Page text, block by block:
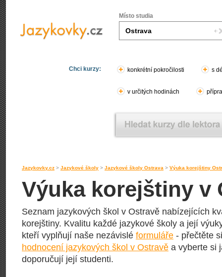
Místo studia
Chci kurzy: konkrétní pokročilosti s
v určitých hodinách
Jazykovky.cz > Jazykové školy > Jazykové školy Ostrava > Výuka korejštiny
Výuka korejštiny v
Seznam jazykových škol v Ostravě nabízejících
korejštiny. Kvalitu každé jazykové školy a její
kteří vyplňují naše nezávislé formuláře - přečtěte
hodnocení jazykových škol v Ostravě a vyberte si
doporučují její studenti.